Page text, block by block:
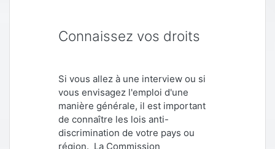
Connaissez vos droits
Si vous allez à une interview ou si
vous envisagez l'emploi d'une
manière générale, il est important
de connaître les lois anti-
discrimination de votre pays ou
région. La Commission